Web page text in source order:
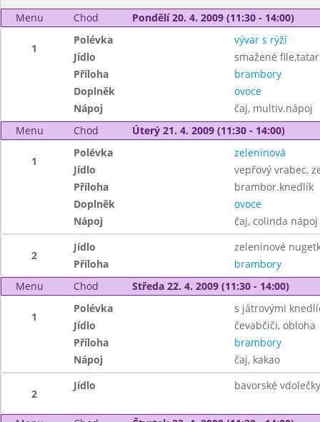
Menu Chod Pondělí 20. 4. 2009 (11:30 - 14:00)
1
Polévka
vývar s rýží
Jídlo
smažené
Příloha
brambory
Doplněk
ovoce
Nápoj
čaj, multiv.nápoj
Menu
Chod Úterý 21. 4. 2009 (11:30 - 14:00)
1
Polévka
zeleninová
Jídlo
vepřový vrabec,
Příloha
brambor.knedlík
Doplněk
ovoce
Nápoj
čaj, colinda nápoj
2
Jídlo
zeleninové
Příloha
brambory
Menu
Chod Středa 22. 4. 2009 (11:30 - 14:00)
1
Polévka
s játrovými
Jídlo
čevabčiči, obloha
Příloha
brambory
Nápoj
čaj, kakao
2
Jídlo bavorské